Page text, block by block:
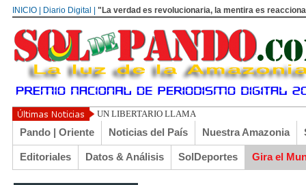
INICIO | Diario Digital | "La verdad es revolucionaria, la mentira es
UN LIBERTARIO LLAMADO EL TURI TORRICO
Pando | Oriente Noticias del País Nuestra Amazonia
Editoriales Datos & Análisis SolDeportes Gira el